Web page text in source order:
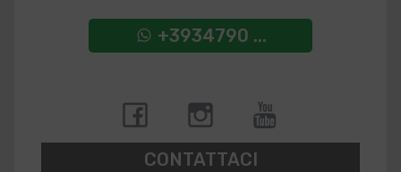
+3934790 ...
CONTATTACI